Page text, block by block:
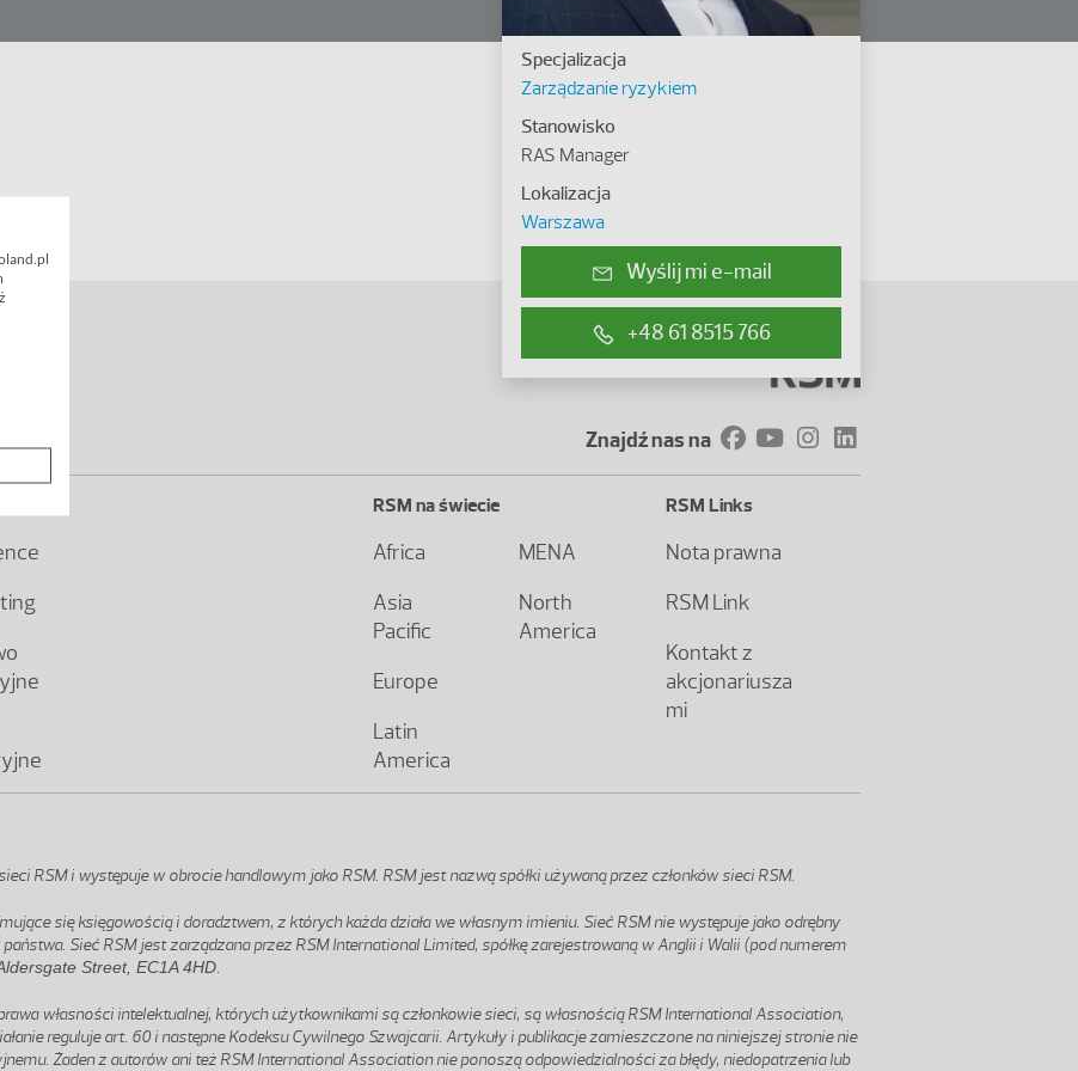
Specjalizacja
Zarządzanie ryzykiem
Stanowisko
RAS Manager
Lokalizacja
Warszawa
Wyślij mi e-mail
+48 61 8515 766
Znajdź nas na
RSM na świecie
Africa
Asia
Pacific
Europe
Latin
America
MENA
North
America
RSM Links
Nota prawna
RSM Link
Kontakt z
akcjonariusza
mi
RSM i występuje w obrocie handlowym jako RSM. RSM jest nazwą spółki używaną przez członków sieci RSM.
się księgowością i doradztwem, z których każda działa we własnym imieniu. Sieć RSM nie występuje jako odrębny
Sieć RSM jest zarządzana przez RSM International Limited, spółkę zarejestrowaną w Anglii i Walii (pod numerem
Street, EC1A 4HD.
własności intelektualnej, których użytkownikami są członkowie sieci, są własnością RSM International Association,
reguluje art. 60 i następne Kodeksu Cywilnego Szwajcarii. Artykuły i publikacje zamieszczone na niniejszej stronie nie
Żaden z autorów ani też RSM International Association nie ponoszą odpowiedzialności za błędy, niedopatrzenia lub